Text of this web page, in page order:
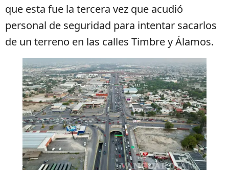
que esta fue la tercera vez que acudió
personal de seguridad para intentar sacarlos
de un terreno en las calles Timbre y Álamos.